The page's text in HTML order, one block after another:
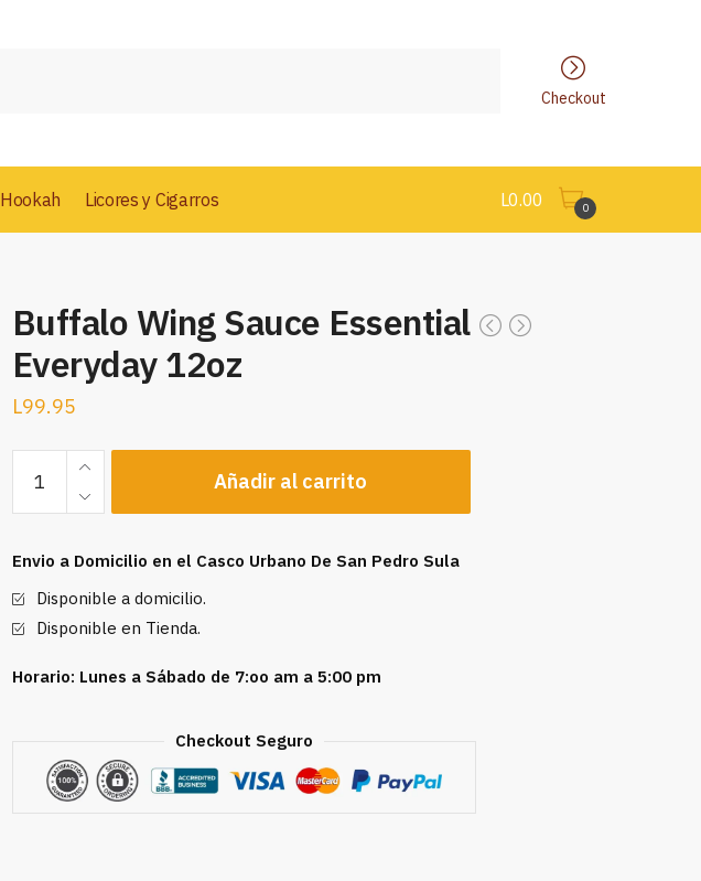
Checkout
Hookah Licores y Cigarros L0.00 0
Buffalo Wing Sauce Essential
Everyday 12oz
L99.95
Wing
Sauce
Everyday
12oz
cantidad
Añadir al carrito
Envio a Domicilio en el Casco Urbano De San Pedro Sula
Disponible a domicilio.
Disponible en Tienda.
Horario: Lunes a Sábado de 7:oo am a 5:00 pm
Checkout Seguro